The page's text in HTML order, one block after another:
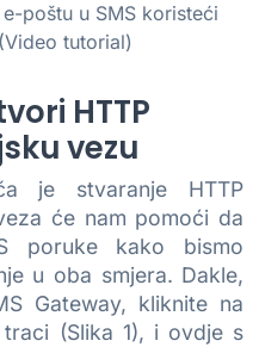
poštu u SMS koristeći
tutorial)
HTTP
vezu
je stvaranje HTTP
će nam pomoći da
poruke kako bismo
u oba smjera. Dakle,
Gateway, kliknite na
(Slika 1), i ovdje s